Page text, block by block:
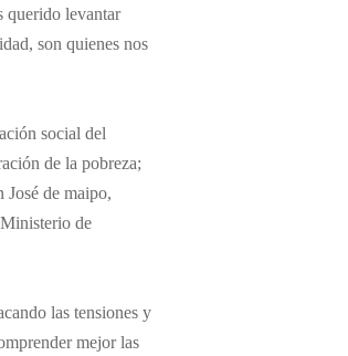
querido levantar
son quienes nos
social del
de la pobreza;
de maipo,
de
las tensiones y
mejor las